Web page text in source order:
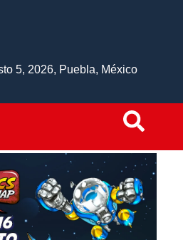
5, 2026, Puebla, México